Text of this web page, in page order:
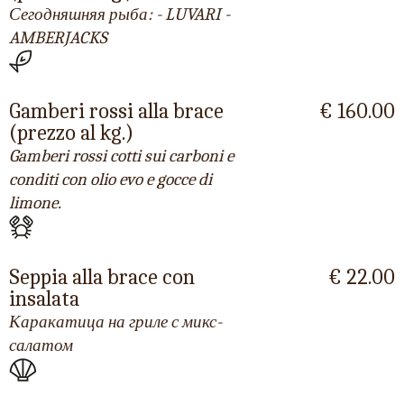
Сегодняшняя рыба: - LUVARI -
AMBERJACKS
Gamberi rossi alla brace
(prezzo al kg.)
Gamberi rossi cotti sui carboni e
conditi con olio evo e gocce di
limone.
€ 160.00
Seppia alla brace con
insalata
Каракатица на гриле с микс-
салатом
€ 22.00